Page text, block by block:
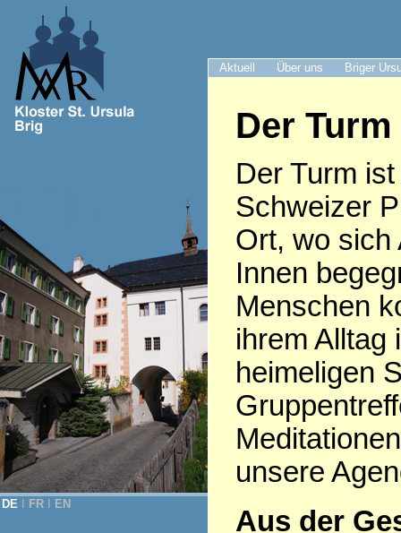
Aktuell Über uns Briger
DE FR EN
Der
Der Turm
Schweizer
Ort, wo sich
Innen
Menschen
ihrem Alltag
heimeligen
unsere
Aus der